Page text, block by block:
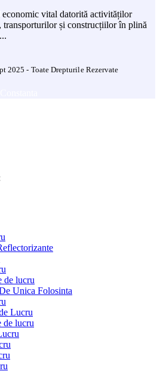
vital datorită activităților
transporturilor și construcțiilor în plină
2025 - Toate Drepturile Rezervate
de lucru
Unica Folosinta
Lucru
de lucru